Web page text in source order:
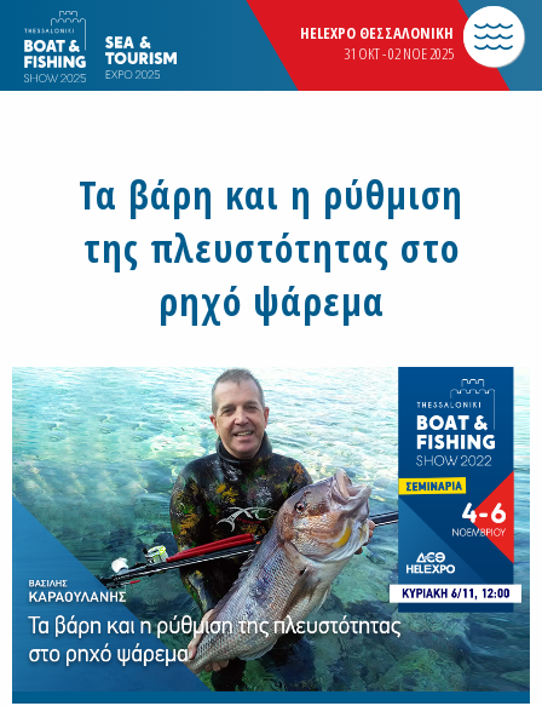
HELEXPO ΘΕΣΣΑΛΟΝΙΚΗ
31 OKT - 02 NOE 2025
Τα βάρη και η ρύθμιση
της πλευστότητας στο
ρηχό ψάρεμα